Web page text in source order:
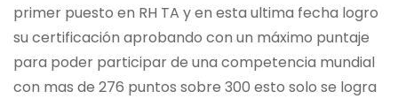
primer puesto en RH TA y en esta ultima fecha logro
su certificación aprobando con un máximo puntaje
para poder participar de una competencia mundial
con mas de 276 puntos sobre 300 esto solo se logra